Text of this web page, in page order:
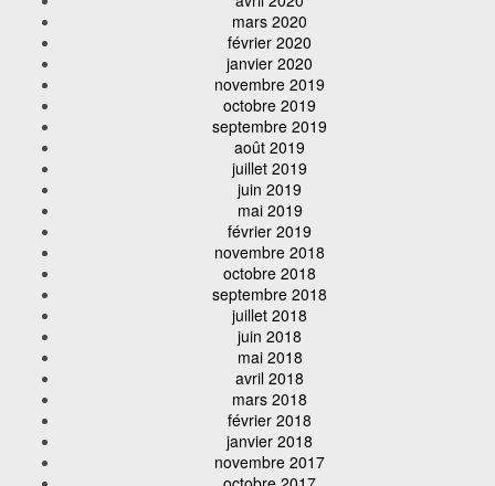
mars 2020
février 2020
janvier 2020
novembre 2019
octobre 2019
septembre 2019
août 2019
juillet 2019
juin 2019
mai 2019
février 2019
novembre 2018
octobre 2018
septembre 2018
juillet 2018
juin 2018
mai 2018
avril 2018
mars 2018
février 2018
janvier 2018
novembre 2017